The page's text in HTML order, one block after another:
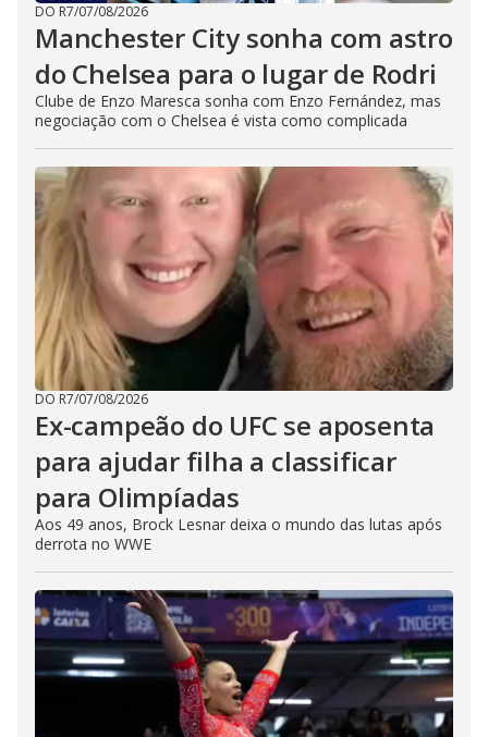
DO R7/07/08/2026
Manchester City sonha com astro
do Chelsea para o lugar de Rodri
Clube de Enzo Maresca sonha com Enzo Fernández, mas
negociação com o Chelsea é vista como complicada
DO R7/07/08/2026
Ex-campeão do UFC se aposenta
para ajudar filha a classificar
para Olimpíadas
Aos 49 anos, Brock Lesnar deixa o mundo das lutas após
derrota no WWE